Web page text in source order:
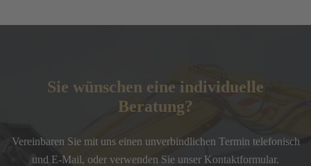
Sie wünschen eine individuelle
Beratung?
Vereinbaren Sie mit uns einen unverbindlichen Termin telefonisch
und E-Mail, oder verwenden Sie unser Kontaktformular.